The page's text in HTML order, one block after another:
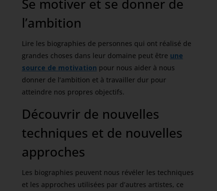
Se motiver et se donner de
l’ambition
Lire les biographies de personnes qui ont réalisé de
grandes choses dans leur domaine peut être une
source de motivation pour nous aider à nous
donner de l’ambition et à travailler dur pour
atteindre nos propres objectifs.
Découvrir de nouvelles
techniques et de nouvelles
approches
Les biographies peuvent nous révéler les techniques
et les approches utilisées par d’autres artistes, ce